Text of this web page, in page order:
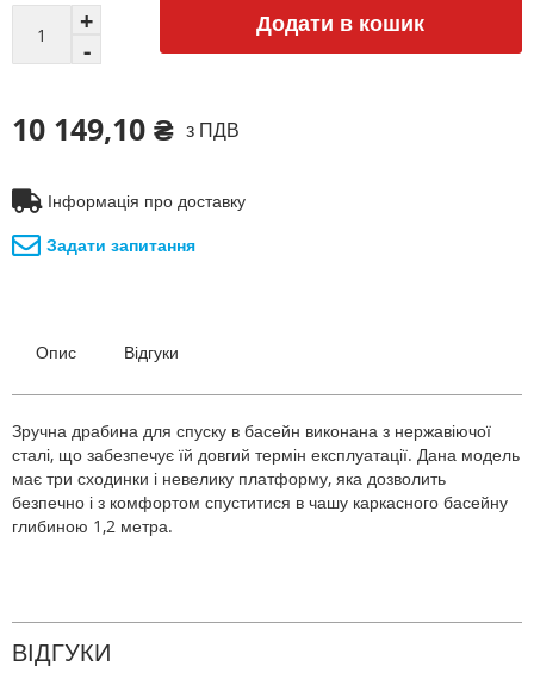
Додати в кошик
10 149,10 ₴ з ПДВ
Інформація про доставку
Задати запитання
Опис Відгуки
Зручна драбина для спуску в басейн виконана з нержавіючої
сталі, що забезпечує їй довгий термін експлуатації. Дана модель
має три сходинки і невелику платформу, яка дозволить
безпечно і з комфортом спуститися в чашу каркасного басейну
глибиною 1,2 метра.
ВІДГУКИ